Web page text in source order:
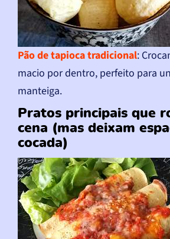
Pão de tapioca tradicional:
macio por dentro, perfeito para
manteiga.
Pratos principais que
cena (mas deixam
cocada)